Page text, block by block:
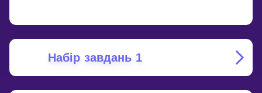
Набір завдань 1